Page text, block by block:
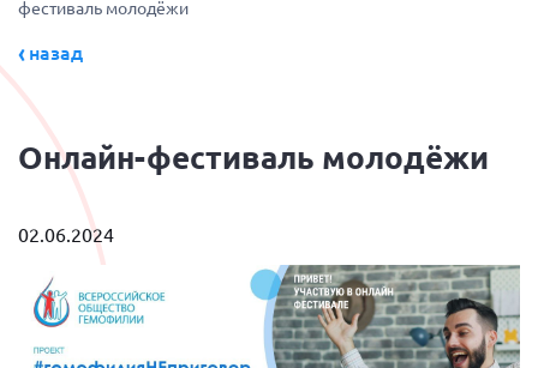
фестиваль молодёжи
назад
Онлайн-фестиваль молодёжи
02.06.2024